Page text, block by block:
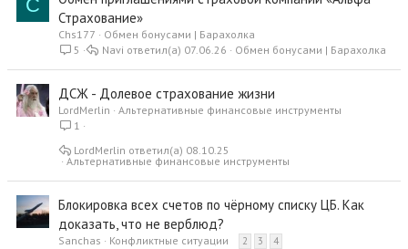
C
Страхование»
Chs177
Обмен бонусами | Барахолка
5
Обмен бонусами | Барахолка
07.06.26
Navi
ДСЖ - Долевое страхование жизни
LordMerlin
Альтернативные финансовые инструменты
1
Альтернативные финансовые инструменты
08.10.25
LordMerlin
Блокировка всех счетов по чёрному списку ЦБ. Как
доказать, что не верблюд?
Sanchas Конфликтные ситуации 2 3 4